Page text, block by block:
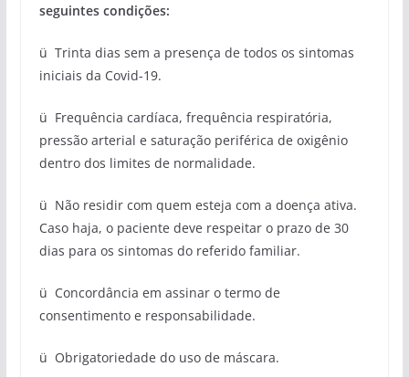
seguintes condições:
ü Trinta dias sem a presença de todos os sintomas
iniciais da Covid-19.
ü Frequência cardíaca, frequência respiratória,
pressão arterial e saturação periférica de oxigênio
dentro dos limites de normalidade.
ü Não residir com quem esteja com a doença ativa.
Caso haja, o paciente deve respeitar o prazo de 30
dias para os sintomas do referido familiar.
ü Concordância em assinar o termo de
consentimento e responsabilidade.
ü Obrigatoriedade do uso de máscara.